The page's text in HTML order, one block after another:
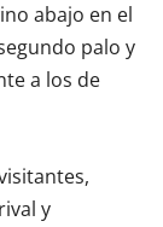
abajo en el
palo y
a los de
y